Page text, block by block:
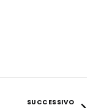
SUCCESSIVO